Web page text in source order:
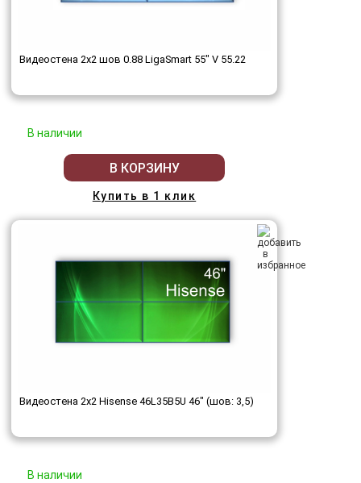
Видеостена 2x2 шов 0.88 LigaSmart 55" V 55.22
В наличии
В КОРЗИНУ
Купить в 1 клик
Видеостена 2x2 Hisense 46L35B5U 46" (шов: 3,5)
В наличии